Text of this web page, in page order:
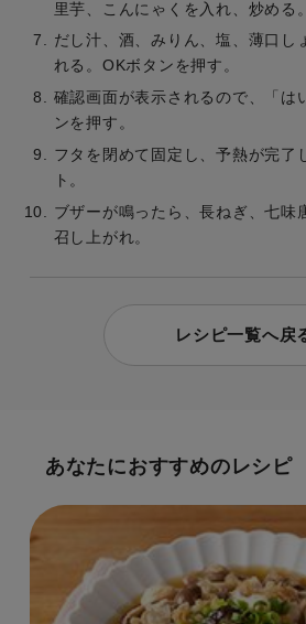
里芋、こんにゃくを入れ、炒める
だし汁、酒、みりん、塩、薄口し
れる。OKボタンを押す。
確認画面が表示されるので、「は
ンを押す。
フタを閉めて固定し、予熱が完了
ト。
ブザーが鳴ったら、長ねぎ、七味
召し上がれ。
レシピ一覧へ戻
あなたにおすすめのレシピ